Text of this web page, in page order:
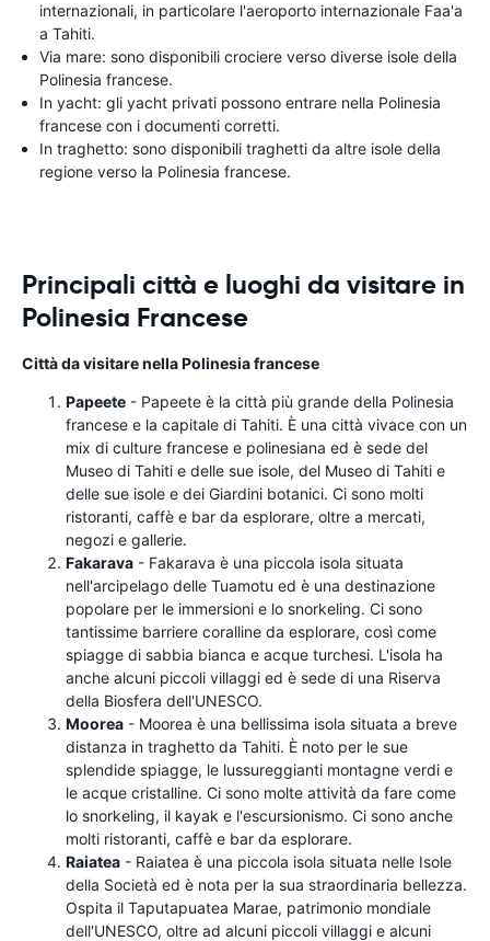
internazionali, in particolare l'aeroporto internazionale Faa'a
a Tahiti.
Via mare: sono disponibili crociere verso diverse isole della
Polinesia francese.
In yacht: gli yacht privati ​​possono entrare nella Polinesia
francese con i documenti corretti.
In traghetto: sono disponibili traghetti da altre isole della
regione verso la Polinesia francese.
Principali città e luoghi da visitare in
Polinesia Francese
Città da visitare nella Polinesia francese
Papeete - Papeete è la città più grande della Polinesia
francese e la capitale di Tahiti. È una città vivace con un
mix di culture francese e polinesiana ed è sede del
Museo di Tahiti e delle sue isole, del Museo di Tahiti e
delle sue isole e dei Giardini botanici. Ci sono molti
ristoranti, caffè e bar da esplorare, oltre a mercati,
negozi e gallerie.
Fakarava - Fakarava è una piccola isola situata
nell'arcipelago delle Tuamotu ed è una destinazione
popolare per le immersioni e lo snorkeling. Ci sono
tantissime barriere coralline da esplorare, così come
spiagge di sabbia bianca e acque turchesi. L'isola ha
anche alcuni piccoli villaggi ed è sede di una Riserva
della Biosfera dell'UNESCO.
Moorea - Moorea è una bellissima isola situata a breve
distanza in traghetto da Tahiti. È noto per le sue
splendide spiagge, le lussureggianti montagne verdi e
le acque cristalline. Ci sono molte attività da fare come
lo snorkeling, il kayak e l'escursionismo. Ci sono anche
molti ristoranti, caffè e bar da esplorare.
Raiatea - Raiatea è una piccola isola situata nelle Isole
della Società ed è nota per la sua straordinaria bellezza.
Ospita il Taputapuatea Marae, patrimonio mondiale
dell'UNESCO, oltre ad alcuni piccoli villaggi e alcuni